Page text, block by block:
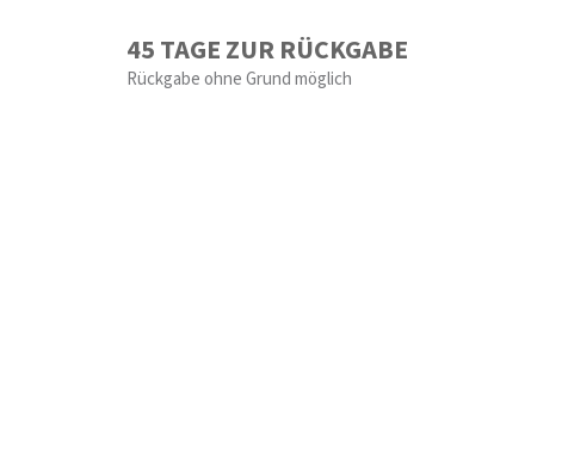
45 TAGE ZUR RÜCKGABE
Rückgabe ohne Grund möglich